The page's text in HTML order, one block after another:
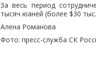
За весь период
тысяч юаней (более $30
Алена Романова
Фото: пресс-служба СК